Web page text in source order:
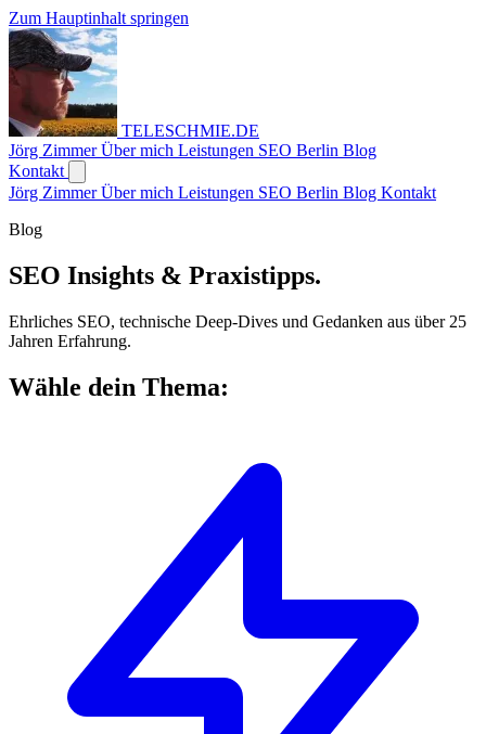
Zum Hauptinhalt springen
TELESCHMIE.DE
Jörg ZimmerÜber mich Leistungen SEO Berlin Blog
Kontakt
Jörg ZimmerÜber mich Leistungen SEO Berlin Blog Kontakt
Blog
SEO Insights & Praxistipps.
Ehrliches SEO, technische Deep-Dives und Gedanken aus über 25
Jahren Erfahrung.
Wähle dein Thema: